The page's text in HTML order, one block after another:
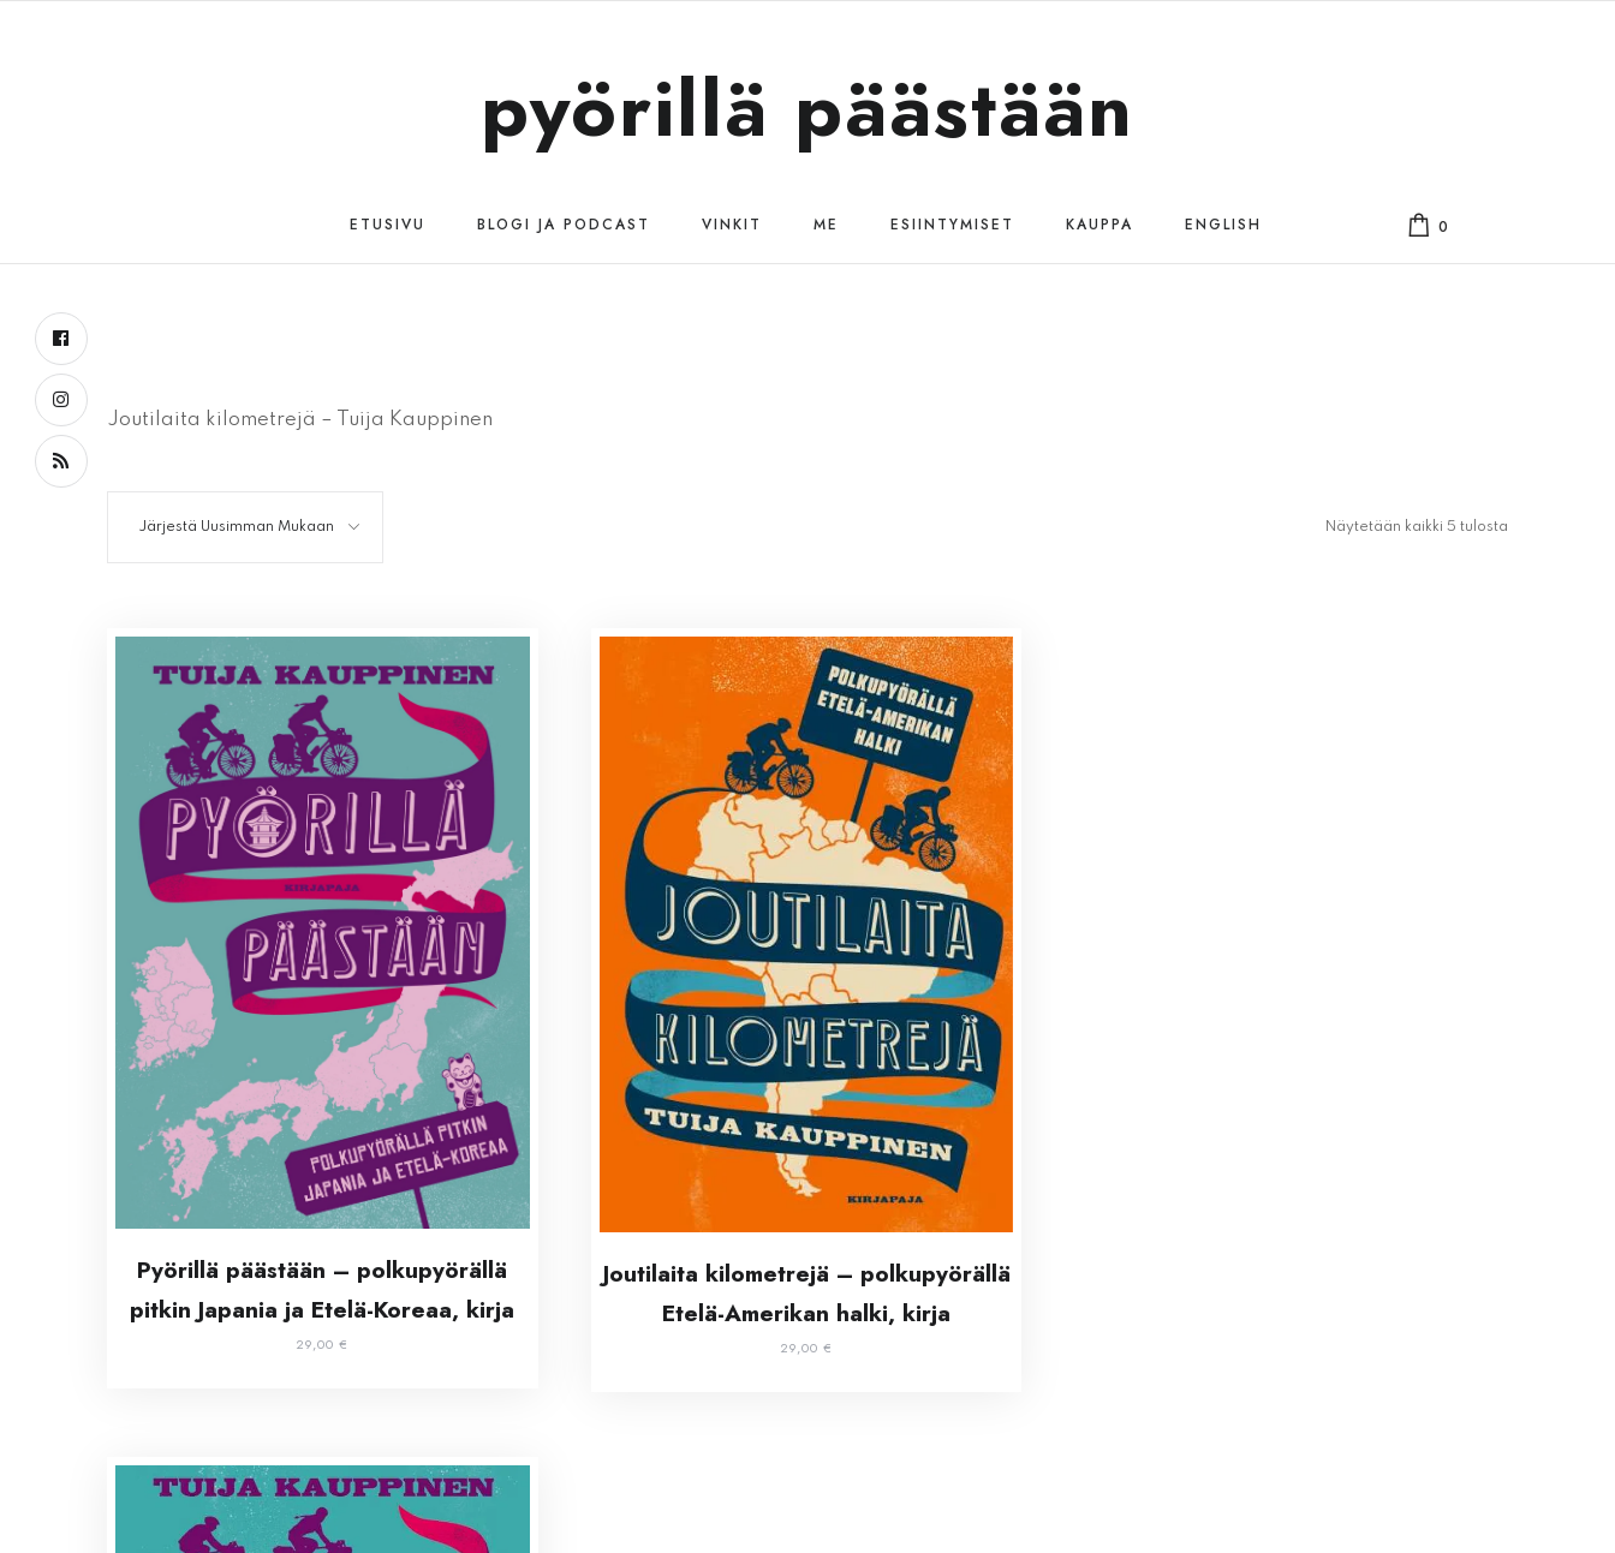
pyörillä päästään
ETUSIVU BLOGI JA PODCAST VINKIT ME ESIINTYMISET KAUPPA ENGLISH 0
Joutilaita kilometrejä – Tuija Kauppinen
Näytetään kaikki 5 tulosta
Pyörillä päästään – polkupyörällä
pitkin Japania ja Etelä-Koreaa, kirja
29,00€
Joutilaita kilometrejä – polkupyörällä
Etelä-Amerikan halki, kirja
29,00€